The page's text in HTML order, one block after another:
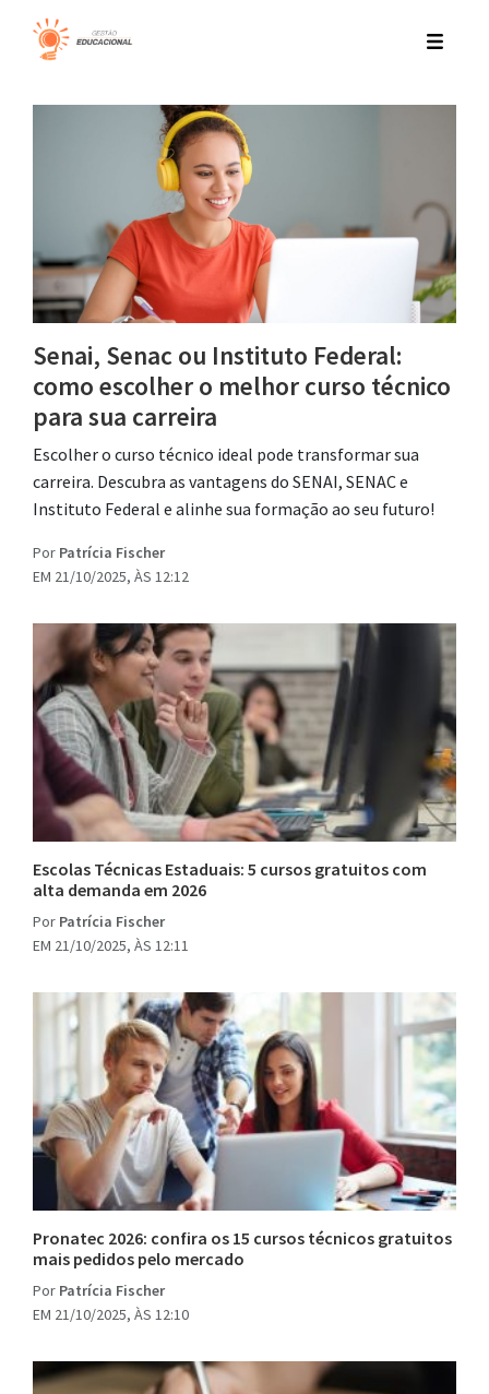
Senai, Senac ou Instituto Federal:
como escolher o melhor curso técnico
para sua carreira
Escolher o curso técnico ideal pode transformar sua
carreira. Descubra as vantagens do SENAI, SENAC e
Instituto Federal e alinhe sua formação ao seu futuro!
Por Patrícia Fischer
EM 21/10/2025, ÀS 12:12
Escolas Técnicas Estaduais: 5 cursos gratuitos com
alta demanda em 2026
Por Patrícia Fischer
EM 21/10/2025, ÀS 12:11
Pronatec 2026: confira os 15 cursos técnicos gratuitos
mais pedidos pelo mercado
Por Patrícia Fischer
EM 21/10/2025, ÀS 12:10